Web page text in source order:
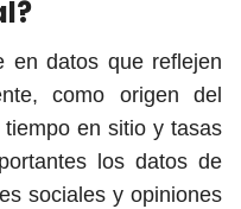
en datos que reflejen
como origen del
en sitio y tasas
los datos de
sociales y opiniones